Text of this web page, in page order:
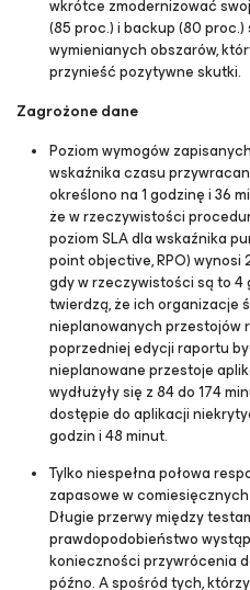
wkrótce zmodernizować
(85 proc.) i backup (80
wymienianych obszarów,
przynieść pozytywne skutki.
Zagrożone dane
Poziom wymogów
wskaźnika czasu
określono na 1 godzinę i 36
że w rzeczywistości
poziom SLA dla wskaźnika
point objective, RPO) wynosi
gdy w rzeczywistości są to 4
twierdzą, że ich organizacje
nieplanowanych przestojów
poprzedniej edycji raportu
nieplanowane przestoje
wydłużyły się z 84 do 174
dostępie do aplikacji
godzin i 48 minut.
Tylko niespełna połowa
zapasowe w
Długie przerwy między
prawdopodobieństwo
konieczności przywrócenia
późno. A spośród tych,